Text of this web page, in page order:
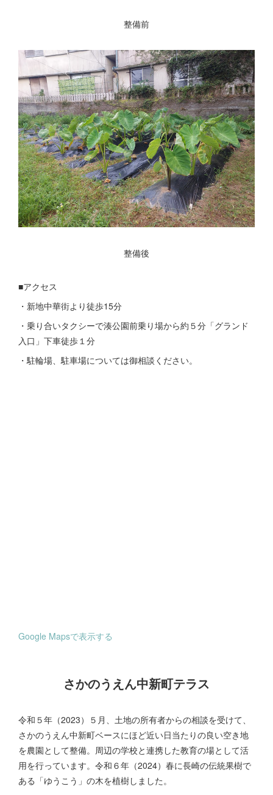
整備前
整備後
■アクセス
・新地中華街より徒歩15分
・乗り合いタクシーで湊公園前乗り場から約５分「グランド
入口」下車徒歩１分
・駐輪場、駐車場については御相談ください。
Google Mapsで表示する
さかのうえん中新町テラス
令和５年（2023）５月、土地の所有者からの相談を受けて、
さかのうえん中新町ベースにほど近い日当たりの良い空き地
を農園として整備。周辺の学校と連携した教育の場として活
用を行っています。令和６年（2024）春に長崎の伝統果樹で
ある「ゆうこう」の木を植樹しました。